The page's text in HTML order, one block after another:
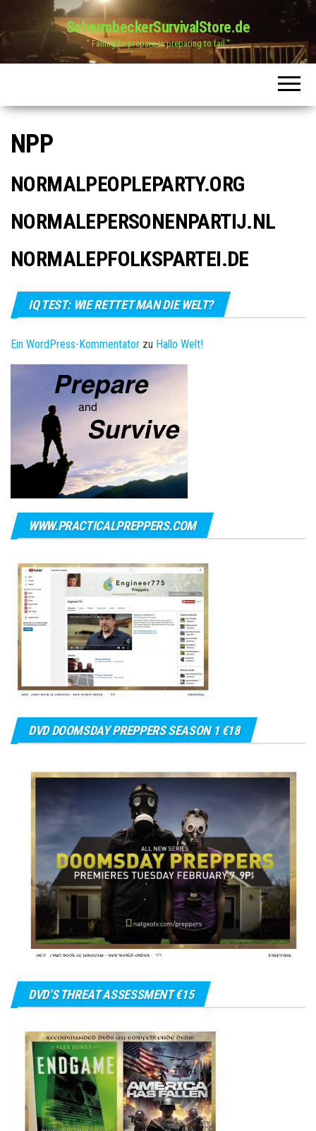
SchermbeckerSurvivalStore.de
" Failing to prepare is preparing to fail."
NPP
NORMALPEOPLEPARTY.ORG
NORMALEPERSONENPARTIJ.NL
NORMALEPFOLKSPARTEI.DE
IQ TEST: WIE RETTET MAN DIE WELT?
Ein WordPress-Kommentator zu Hallo Welt!
WWW.PRACTICALPREPPERS.COM
DVD DOOMSDAY PREPPERS SEASON 1 €18
DVD’S THREAT ASSESSMENT €15